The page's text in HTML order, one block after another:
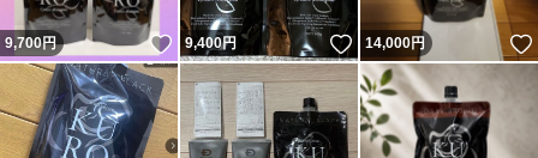
9,700円 いいね！
9,400円 いいね！
14,000円